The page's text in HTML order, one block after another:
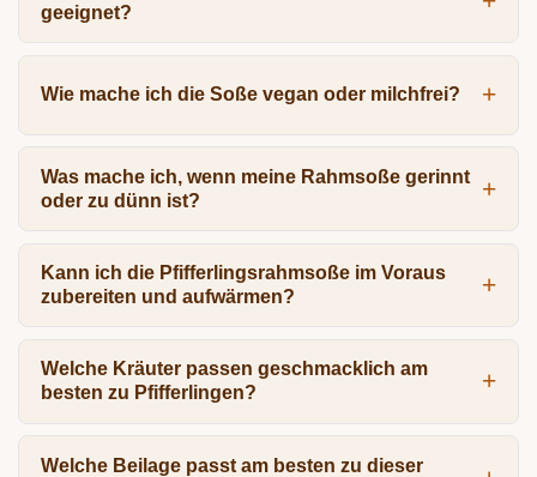
geeignet?
Wie mache ich die Soße vegan oder milchfrei?
Was mache ich, wenn meine Rahmsoße gerinnt
oder zu dünn ist?
Kann ich die Pfifferlingsrahmsoße im Voraus
zubereiten und aufwärmen?
Welche Kräuter passen geschmacklich am
besten zu Pfifferlingen?
Welche Beilage passt am besten zu dieser